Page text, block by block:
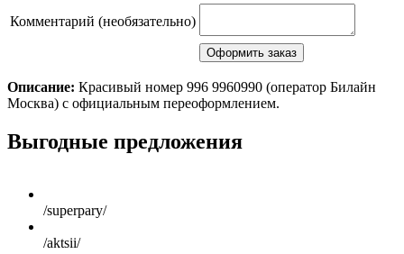
Комментарий (необязательно)
Описание: Красивый номер 996 9960990 (оператор Билайн
Москва) с официальным переоформлением.
Scroll
Up
Выгодные предложения
/superpary/
/aktsii/